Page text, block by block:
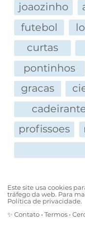
joaozinho
futebol
curtas
pontinhos
gracas
profissoes
Este site usa cookies
tráfego da web. Para
Política de privacidade.
✨ Contato • Termos •